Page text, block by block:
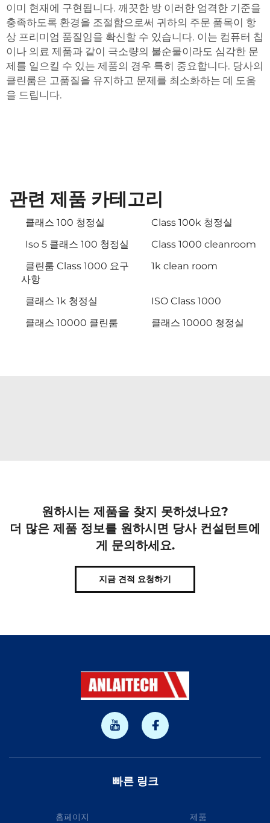
이미 현재에 구현됩니다. 깨끗한 방 이러한 엄격한 기준을
충족하도록 환경을 조절함으로써 귀하의 주문 품목이 항
상 프리미엄 품질임을 확신할 수 있습니다. 이는 컴퓨터 칩
이나 의료 제품과 같이 극소량의 불순물이라도 심각한 문
제를 일으킬 수 있는 제품의 경우 특히 중요합니다. 당사의
클린룸은 고품질을 유지하고 문제를 최소화하는 데 도움
을 드립니다.
관련 제품 카테고리
클래스 100 청정실
Class 100k 청정실
Iso 5 클래스 100 청정실
Class 1000 cleanroom
클린룸 Class 1000 요구
사항
1k clean room
클래스 1k 청정실
ISO Class 1000
클래스 10000 클린룸
클래스 10000 청정실
원하시는 제품을 찾지 못하셨나요?
더 많은 제품 정보를 원하시면 당사 컨설턴트에
게 문의하세요.
지금 견적 요청하기
빠른 링크
홈페이지 제품